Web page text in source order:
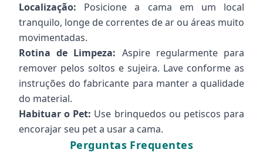
Localização: Posicione a cama em um local
tranquilo, longe de correntes de ar ou áreas muito
movimentadas.
Rotina de Limpeza: Aspire regularmente para
remover pelos soltos e sujeira. Lave conforme as
instruções do fabricante para manter a qualidade
do material.
Habituar o Pet: Use brinquedos ou petiscos para
encorajar seu pet a usar a cama.
Perguntas Frequentes